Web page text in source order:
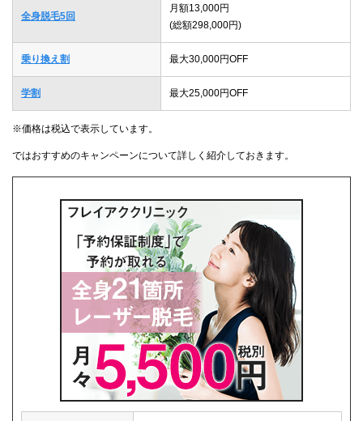
全身脱毛5回
月額13,000円
(総額298,000円)
乗り換え割 最大30,000円OFF
学割 最大25,000円OFF
※価格は税込で表示しています。
ではおすすめのキャンペーンについて詳しく紹介しておきます。